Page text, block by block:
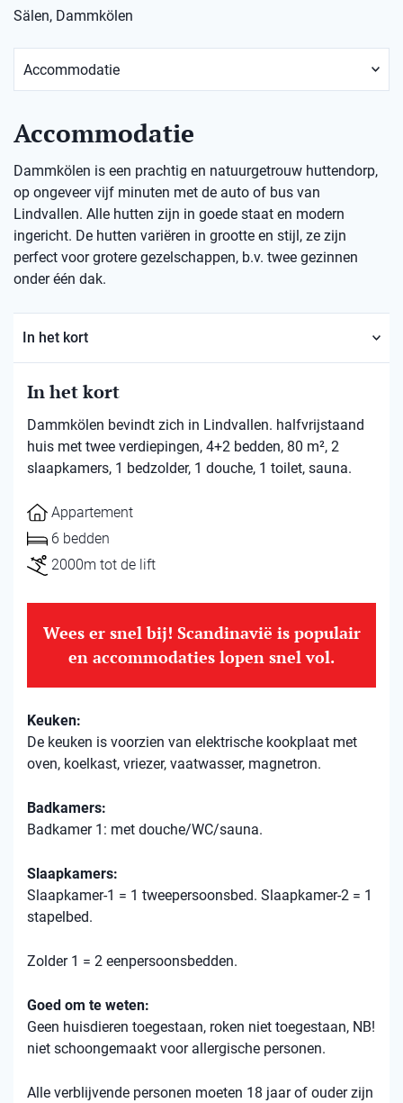
Sälen, Dammkölen
Accommodatie
Dammkölen is een prachtig en natuurgetrouw huttendorp,
op ongeveer vijf minuten met de auto of bus van
Lindvallen. Alle hutten zijn in goede staat en modern
ingericht. De hutten variëren in grootte en stijl, ze zijn
perfect voor grotere gezelschappen, b.v. twee gezinnen
onder één dak.
In het kort
In het kort
Dammkölen bevindt zich in Lindvallen. halfvrijstaand
huis met twee verdiepingen, 4+2 bedden, 80 m², 2
slaapkamers, 1 bedzolder, 1 douche, 1 toilet, sauna.
Appartement
6 bedden
2000m tot de lift
Wees er snel bij! Scandinavië is populair
en accommodaties lopen snel vol.
Keuken:
De keuken is voorzien van elektrische kookplaat met
oven, koelkast, vriezer, vaatwasser, magnetron.
Badkamers:
Badkamer 1: met douche/WC/sauna.
Slaapkamers:
Slaapkamer-1 = 1 tweepersoonsbed. Slaapkamer-2 = 1
stapelbed.
Zolder 1 = 2 eenpersoonsbedden.
Goed om te weten:
Geen huisdieren toegestaan, roken niet toegestaan, NB!
niet schoongemaakt voor allergische personen.
Alle verblijvende personen moeten 18 jaar of ouder zijn